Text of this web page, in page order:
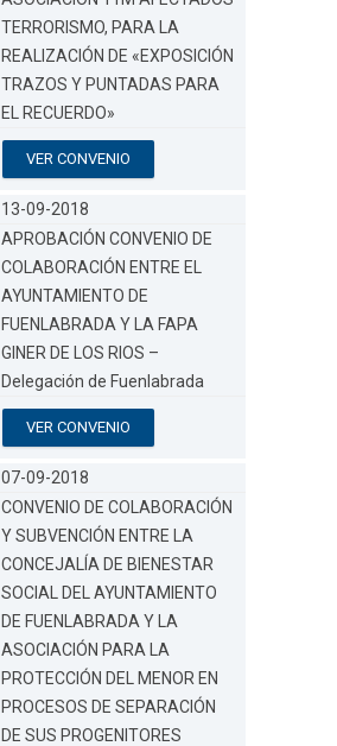
TERRORISMO, PARA LA
REALIZACIÓN DE «EXPOSICIÓN
TRAZOS Y PUNTADAS PARA
EL RECUERDO»
VER CONVENIO
13-09-2018
APROBACIÓN CONVENIO DE
COLABORACIÓN ENTRE EL
AYUNTAMIENTO DE
FUENLABRADA Y LA FAPA
GINER DE LOS RIOS –
Delegación de Fuenlabrada
VER CONVENIO
07-09-2018
CONVENIO DE COLABORACIÓN
Y SUBVENCIÓN ENTRE LA
CONCEJALÍA DE BIENESTAR
SOCIAL DEL AYUNTAMIENTO
DE FUENLABRADA Y LA
ASOCIACIÓN PARA LA
PROTECCIÓN DEL MENOR EN
PROCESOS DE SEPARACIÓN
DE SUS PROGENITORES